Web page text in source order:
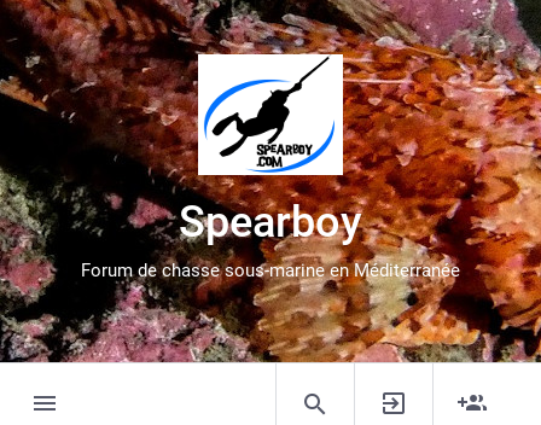
Spearboy
Forum de chasse sous-marine en Méditerranée